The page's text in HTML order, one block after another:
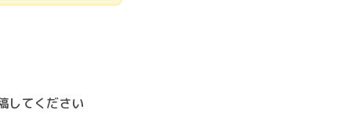
してください